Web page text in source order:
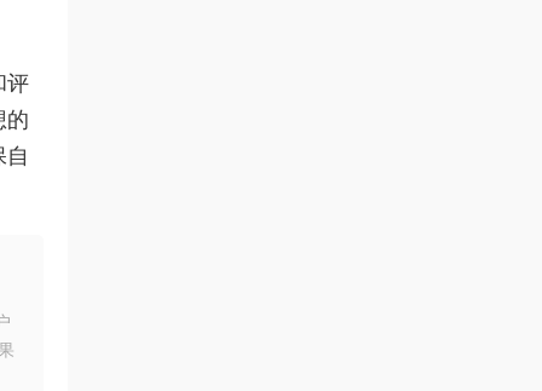
评
的